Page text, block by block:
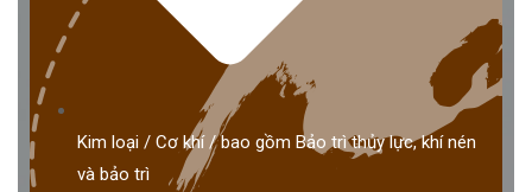
Kim loại / Cơ khí / bao gồm Bảo trì thủy lực, khí nén
và bảo trì